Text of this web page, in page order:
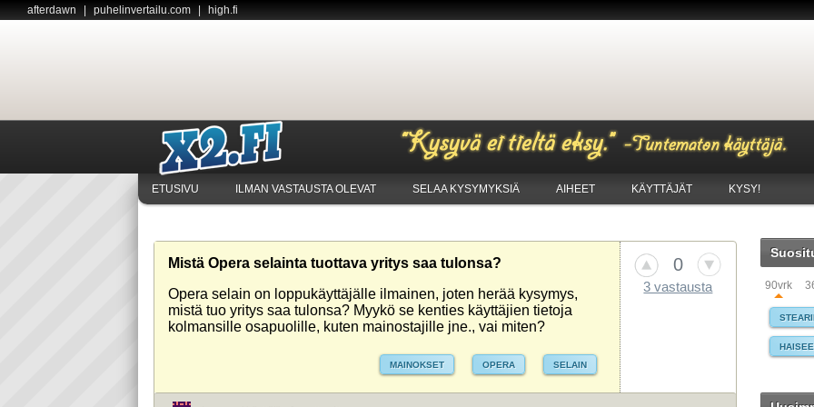
afterdawn puhelinvertailu.com high.fi
ETUSIVU ILMAN VASTAUSTA OLEVAT SELAA KYSYMYKSIÄ AIHEET KÄYTTÄJÄT KYSY!
Mistä Opera selainta tuottava yritys saa tulonsa?
Opera selain on loppukäyttäjälle ilmainen, joten herää kysymys,
mistä tuo yritys saa tulonsa? Myykö se kenties käyttäjien tietoja
kolmansille osapuolille, kuten mainostajille jne., vai miten?
MAINOKSET OPERA SELAIN
0
3 vastausta 90vrk
HAISEE